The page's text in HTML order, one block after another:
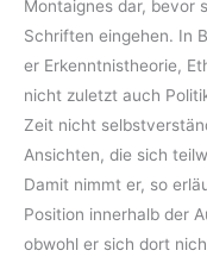
Montaignes dar, bevor
Schriften eingehen. In
er Erkenntnistheorie,
nicht zuletzt auch
Zeit nicht
Ansichten, die sich
Damit nimmt er, so
Position innerhalb der
obwohl er sich dort